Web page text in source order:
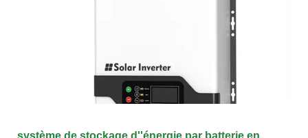
système de stockage d''énergie par batterie en